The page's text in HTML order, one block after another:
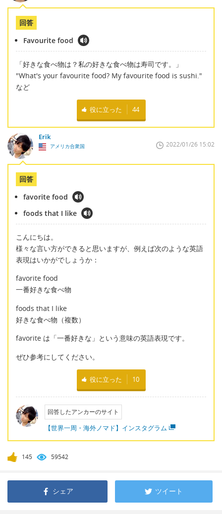
回答
Favourite food
「好きな食べ物は？私の好きな食べ物は寿司です。」
"What's your favourite food? My favourite food is sushi."
など
役に立った 44
Erik
アメリカ合衆国 2022/01/26 15:02
回答
favorite food
foods that I like
こんにちは。
様々な言い方ができると思いますが、例えば次のような英語
表現はいかがでしょうか：
favorite food
一番好きな食べ物
foods that I like
好きな食べ物（複数）
favorite は「一番好きな」という意味の英語表現です。
ぜひ参考にしてください。
役に立った 10
回答したアンカーのサイト
【世界一周・海外ノマド】インスタグラム
145 59542
シェア ツイート